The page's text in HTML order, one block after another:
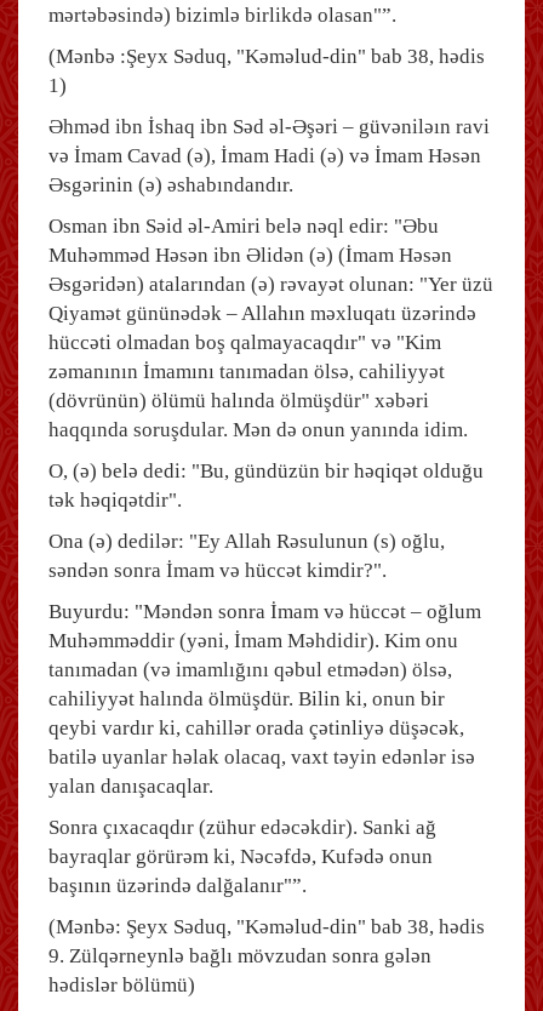
mərtəbəsində) bizimlə birlikdə olasan"”.
(Mənbə :Şeyx Səduq, "Kəməlud-din" bab 38, hədis
1)
Əhməd ibn İshaq ibn Səd əl-Əşəri – güvəniləın ravi
və İmam Cavad (ə), İmam Hadi (ə) və İmam Həsən
Əsgərinin (ə) əshabındandır.
Osman ibn Səid əl-Amiri belə nəql edir: "Əbu
Muhəmməd Həsən ibn Əlidən (ə) (İmam Həsən
Əsgəridən) atalarından (ə) rəvayət olunan: "Yer üzü
Qiyamət gününədək – Allahın məxluqatı üzərində
hüccəti olmadan boş qalmayacaqdır" və "Kim
zəmanının İmamını tanımadan ölsə, cahiliyyət
(dövrünün) ölümü halında ölmüşdür" xəbəri
haqqında soruşdular. Mən də onun yanında idim.
O, (ə) belə dedi: "Bu, gündüzün bir həqiqət olduğu
tək həqiqətdir".
Ona (ə) dedilər: "Ey Allah Rəsulunun (s) oğlu,
səndən sonra İmam və hüccət kimdir?".
Buyurdu: "Məndən sonra İmam və hüccət – oğlum
Muhəmməddir (yəni, İmam Məhdidir). Kim onu
tanımadan (və imamlığını qəbul etmədən) ölsə,
cahiliyyət halında ölmüşdür. Bilin ki, onun bir
qeybi vardır ki, cahillər orada çətinliyə düşəcək,
batilə uyanlar həlak olacaq, vaxt təyin edənlər isə
yalan danışacaqlar.
Sonra çıxacaqdır (zühur edəcəkdir). Sanki ağ
bayraqlar görürəm ki, Nəcəfdə, Kufədə onun
başının üzərində dalğalanır"”.
(Mənbə: Şeyx Səduq, "Kəməlud-din" bab 38, hədis
9. Zülqərneynlə bağlı mövzudan sonra gələn
hədislər bölümü)